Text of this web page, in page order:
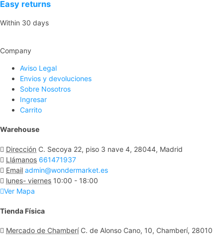
Easy returns
Within 30 days
Company
Aviso Legal
Envios y devoluciones
Sobre Nosotros
Ingresar
Carrito
Warehouse
Dirección C. Secoya 22, piso 3 nave 4, 28044, Madrid
Llámanos 661471937
Email admin@wondermarket.es
lunes- viernes 10:00 - 18:00
Ver Mapa
Tienda Física
Mercado de Chamberí C. de Alonso Cano, 10, Chamberí, 28010